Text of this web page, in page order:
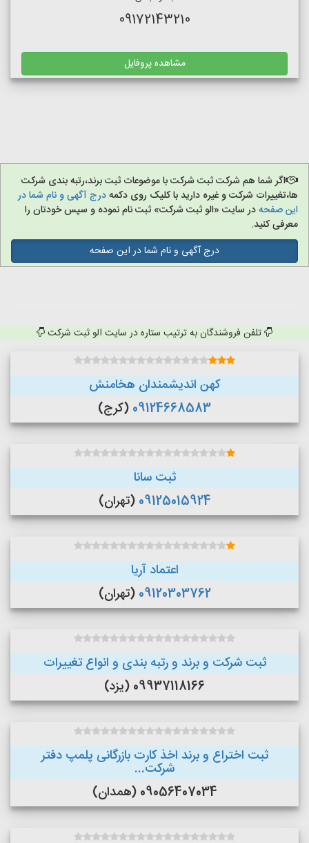
09172143210
مشاهده پروفایل
اگر شما هم شرکت ثبت شرکت با موضوعات ثبت برند،رتبه بندی شرکت
ها،تغییرات شرکت و غیره دارید با کلیک روی دکمهدرج آگهی و نام شما در
این صفحهدر سایت «الو ثبت شرکت» ثبت نام نموده و سپس خودتان را
معرفی کنید.
درج آگهی و نام شما در این صفحه
تلفن فروشندگان به ترتیب ستاره در سایت الو ثبت شرکت
کهن اندیشمندان هخامنش
09124668583 (کرج)
ثبت سانا
09125015924 (تهران)
اعتماد آریا
09120303762 (تهران)
ثبت شرکت و برند و رتبه بندی و انواع تغییرات
09937118166 (یزد)
ثبت اختراع و برند اخذ کارت بازرگانی پلمپ دفتر
شرکت...
09056407034 (همدان)